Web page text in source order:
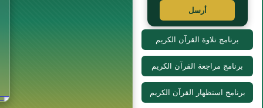
أرسل
برنامج تلاوة القرآن الكريم
برنامج مراجعة القرآن الكريم
برنامج استظهار القرآن الكريم